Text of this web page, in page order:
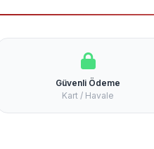
Güvenli Ödeme
Kart / Havale